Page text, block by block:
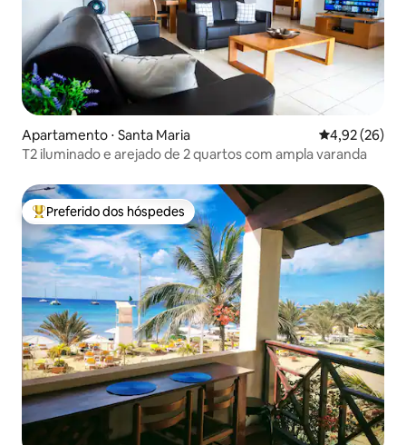
Apartamento ⋅ Santa Maria 4,92 de uma
4,92 (26)
T2 iluminado e arejado de 2 quartos com ampla varanda
Entre os melhores preferidos dos hóspedes
Preferido dos hóspedes